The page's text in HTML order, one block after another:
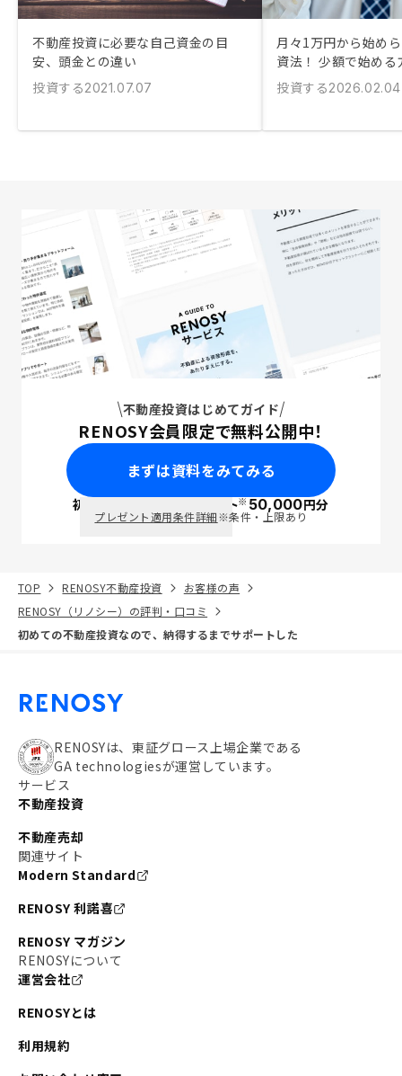
不動産投資に必要な自己資金の目
安、頭金との違い
投資する2021.07.07
月々1万円から始め
資法！ 少額で始め
投資する2026.02.04
不動産投資はじめてガイド
RENOSY会員限定で無料公開中！
まずは資料をみてみる
初回面談で ポイント※50,000円分
プレゼント適用条件詳細※条件・上限あり
TOP RENOSY不動産投資
お客様の声
RENOSY（リノシー）の評判・口コミ
初めての不動産投資なので、納得するまでサポートした
RENOSYは、東証グロース上場企業である
GA technologiesが運営しています。
サービス
不動産投資
不動産売却
関連サイト
Modern Standard
RENOSY 利諾喜
RENOSY マガジン
RENOSYについて
運営会社
RENOSYとは
利用規約